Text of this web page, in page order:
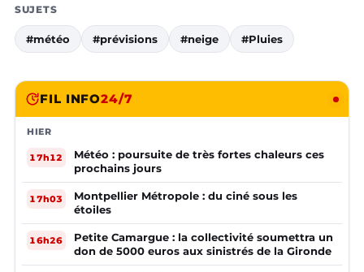
SUJETS
#météo #prévisions #neige #Pluies
FIL INFO24/7
HIER
17h12
Météo : poursuite de très fortes chaleurs ces
prochains jours
17h03
Montpellier Métropole : du ciné sous les
étoiles
16h26
Petite Camargue : la collectivité soumettra un
don de 5000 euros aux sinistrés de la Gironde